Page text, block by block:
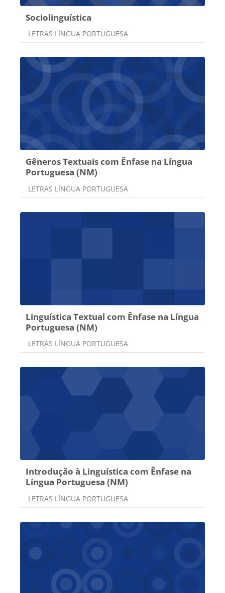
Sociolinguística
Categoria do curso
LETRAS LÍNGUA PORTUGUESA
Gêneros Textuais com Ênfase na Língua
Portuguesa (NM)
Categoria do curso
LETRAS LÍNGUA PORTUGUESA
Linguística Textual com Ênfase na Língua
Portuguesa (NM)
Categoria do curso
LETRAS LÍNGUA PORTUGUESA
Introdução à Linguística com Ênfase na
Língua Portuguesa (NM)
Categoria do curso
LETRAS LÍNGUA PORTUGUESA